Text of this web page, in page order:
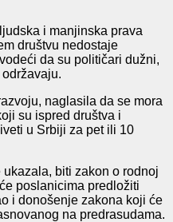
i manjinska prava
društvu nedostaje
da su političari dužni,
naglasila da se mora
su ispred društva i
u Srbiji za pet ili 10
biti zakon o rodnoj
će poslanicima predložiti
i donošenje zakona koji će
na predrasudama.